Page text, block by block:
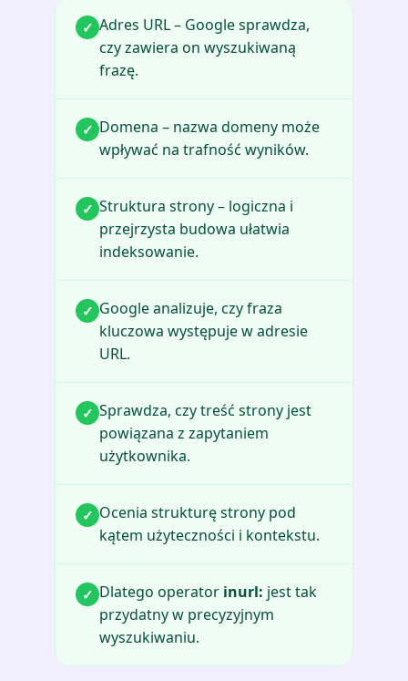
✓ Adres URL – Google sprawdza,
czy zawiera on wyszukiwaną
frazę.
✓ Domena – nazwa domeny może
wpływać na trafność wyników.
✓ Struktura strony – logiczna i
przejrzysta budowa ułatwia
indeksowanie.
✓ Google analizuje, czy fraza
kluczowa występuje w adresie
URL.
✓ Sprawdza, czy treść strony jest
powiązana z zapytaniem
użytkownika.
✓ Ocenia strukturę strony pod
kątem użyteczności i kontekstu.
✓ Dlatego operator inurl: jest tak
przydatny w precyzyjnym
wyszukiwaniu.